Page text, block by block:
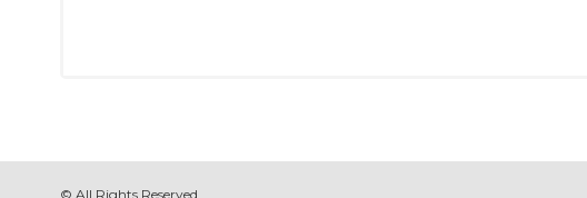
© All Rights Reserved.